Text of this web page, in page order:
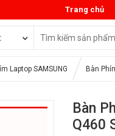
Trang chủ
Laptop SAMSUNG Bàn
Bàn
Q460